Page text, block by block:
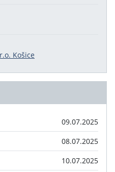
Košice
09.07.2025
08.07.2025
10.07.2025